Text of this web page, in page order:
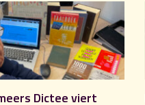
Dictee viert